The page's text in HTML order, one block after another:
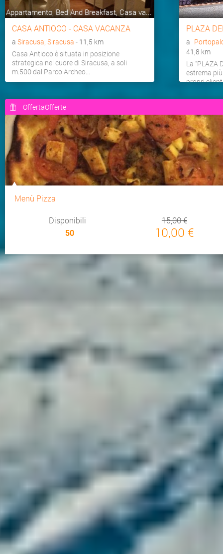
Appartamento, Bed And Breakfast, Casa va...
CASA ANTIOCO - CASA VACANZA
a Siracusa, Siracusa - 11,5 km
Casa Antioco è situata in posizione
strategica nel cuore di Siracusa, a soli
m.500 dal Parco Archeo...
PLAZA
a
41,8 km
La "PLAZA
estrema
propri
OffertaOfferte
Menù Pizza
Disponibili
50
15,00 €
10,00 €